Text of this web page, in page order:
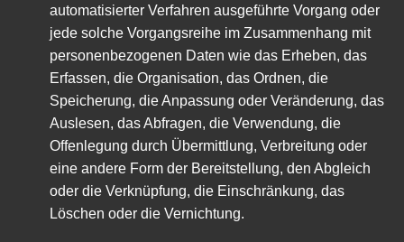
automatisierter Verfahren ausgeführte Vorgang oder
jede solche Vorgangsreihe im Zusammenhang mit
personenbezogenen Daten wie das Erheben, das
Erfassen, die Organisation, das Ordnen, die
Speicherung, die Anpassung oder Veränderung, das
Auslesen, das Abfragen, die Verwendung, die
Offenlegung durch Übermittlung, Verbreitung oder
eine andere Form der Bereitstellung, den Abgleich
oder die Verknüpfung, die Einschränkung, das
Löschen oder die Vernichtung.